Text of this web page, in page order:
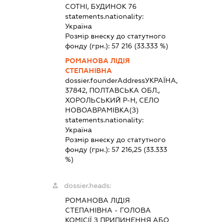
СОТНІ, БУДИНОК 76
statements.nationality:
Україна
Розмір внеску до статутного
фонду (грн.):57 216 (33.333 %)
РОМАНОВА ЛІДІЯ
СТЕПАНІВНА
dossier.founderAddressУКРАЇНА,
37842, ПОЛТАВСЬКА ОБЛ.,
ХОРОЛЬСЬКИЙ Р-Н, СЕЛО
НОВОАВРАМІВКА(З)
statements.nationality:
Україна
Розмір внеску до статутного
фонду (грн.):57 216,25 (33.333
%)
dossier.heads:
РОМАНОВА ЛІДІЯ
СТЕПАНІВНА - ГОЛОВА
КОМІСІЇ З ПРИПИНЕННЯ АБО